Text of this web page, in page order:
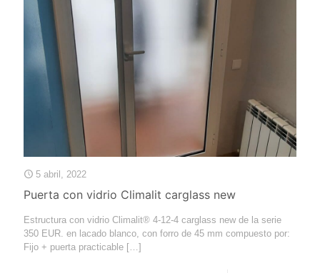
5 abril, 2022
Puerta con vidrio Climalit carglass new
Estructura con vidrio Climalit® 4-12-4 carglass new de la serie
350 EUR. en lacado blanco, con forro de 45 mm compuesto por:
Fijo + puerta practicable […]